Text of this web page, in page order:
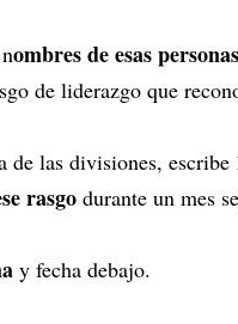
ombres de esas
de liderazgo que
de las divisiones, escribe
rasgo durante un mes
y fecha debajo.